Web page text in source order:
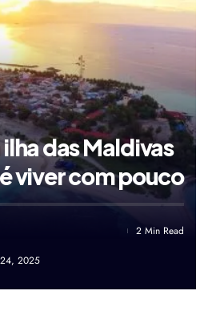
das Maldivas
viver com pouco
2025
2 Min Read